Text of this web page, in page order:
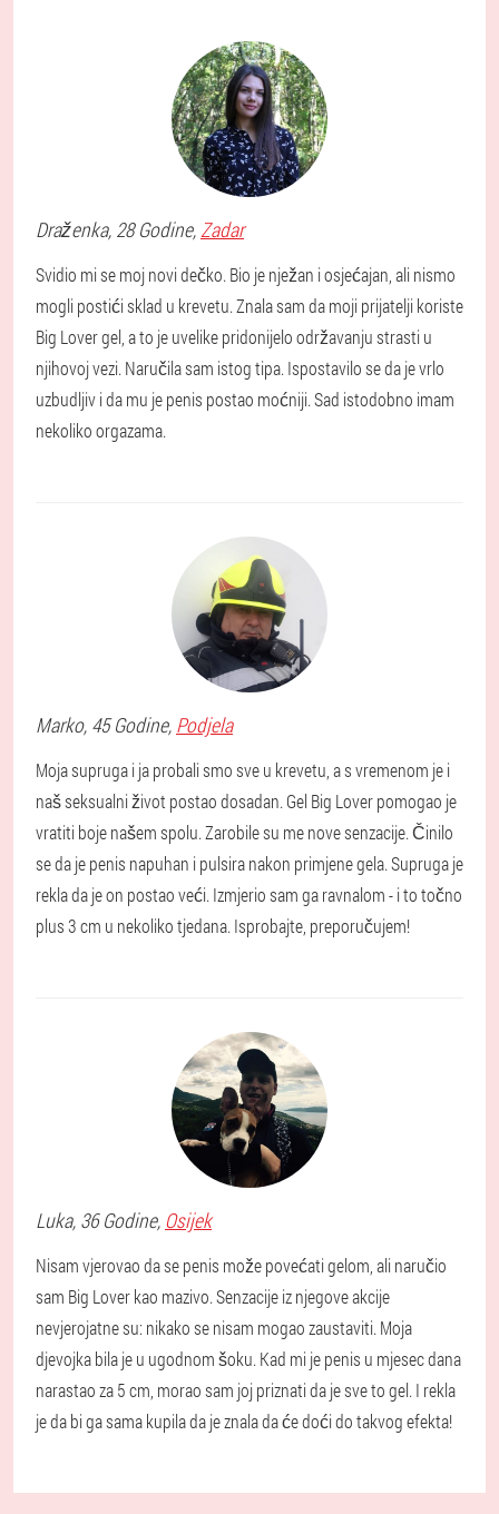
Draženka, 28 Godine,Zadar
Svidio mi se moj novi dečko. Bio je nježan i osjećajan, ali nismo
mogli postići sklad u krevetu. Znala sam da moji prijatelji koriste
Big Lover gel, a to je uvelike pridonijelo održavanju strasti u
njihovoj vezi. Naručila sam istog tipa. Ispostavilo se da je vrlo
uzbudljiv i da mu je penis postao moćniji. Sad istodobno imam
nekoliko orgazama.
Marko, 45 Godine, Podjela
Moja supruga i ja probali smo sve u krevetu, a s vremenom je i
naš seksualni život postao dosadan. Gel Big Lover pomogao je
vratiti boje našem spolu. Zarobile su me nove senzacije. Činilo
se da je penis napuhan i pulsira nakon primjene gela. Supruga je
rekla da je on postao veći. Izmjerio sam ga ravnalom - i to točno
plus 3 cm u nekoliko tjedana. Isprobajte, preporučujem!
Luka, 36 Godine, Osijek
Nisam vjerovao da se penis može povećati gelom, ali naručio
sam Big Lover kao mazivo. Senzacije iz njegove akcije
nevjerojatne su: nikako se nisam mogao zaustaviti. Moja
djevojka bila je u ugodnom šoku. Kad mi je penis u mjesec dana
narastao za 5 cm, morao sam joj priznati da je sve to gel. I rekla
je da bi ga sama kupila da je znala da će doći do takvog efekta!